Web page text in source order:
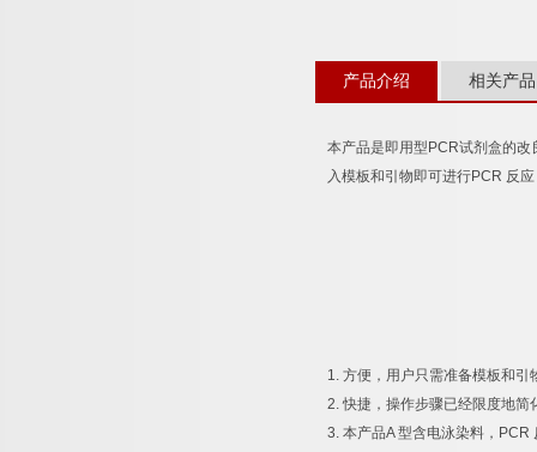
产品介绍 相关产品
本产品是即用型 PCR试剂盒的改
入模板和引物即可进行PCR 反
1. 方便，用户只需准备模板和引
2.快捷，操作步骤已经限度地简
3. 本产品A型含电泳染料， PCR